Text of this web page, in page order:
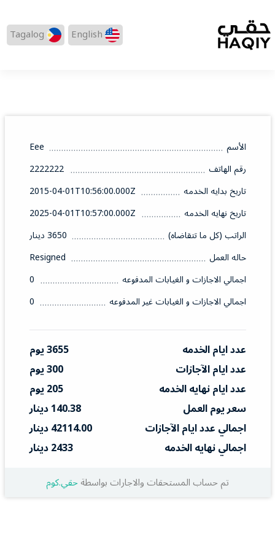
English
Tagalog
الأسم
Eee
رقم الهاتف
2222222
تاريخ بدايه الخدمه
2015-04-01T10:56:00.000Z
تاريخ نهايه الخدمه
2025-04-01T10:57:00.000Z
الراتب (كل ما تتقاضاه)
3650 دينار
حاله العمل
Resigned
اجمالي الاجازات و الغيابات المدفوعه
0
اجمالي الاجازات و الغيابات غير المدفوعه
0
عدد ايام الخدمه
3655 يوم
عدد ايام الآجازات
300 يوم
عدد ايام نهايه الخدمه
205 يوم
سعر يوم العمل
140.38 دينار
اجمالي عدد ايام الآجازات
42114.00 دينار
اجمالي نهايه الخدمه
2433 دينار
تم حساب المستحقات والاجارات بواسطةحقي.كوم